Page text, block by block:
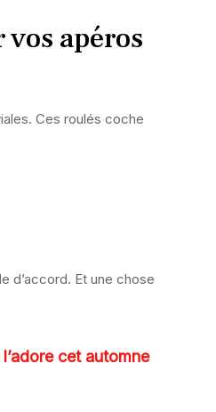
apéros
Ces roulés coche
d’accord. Et une chose
cet automne